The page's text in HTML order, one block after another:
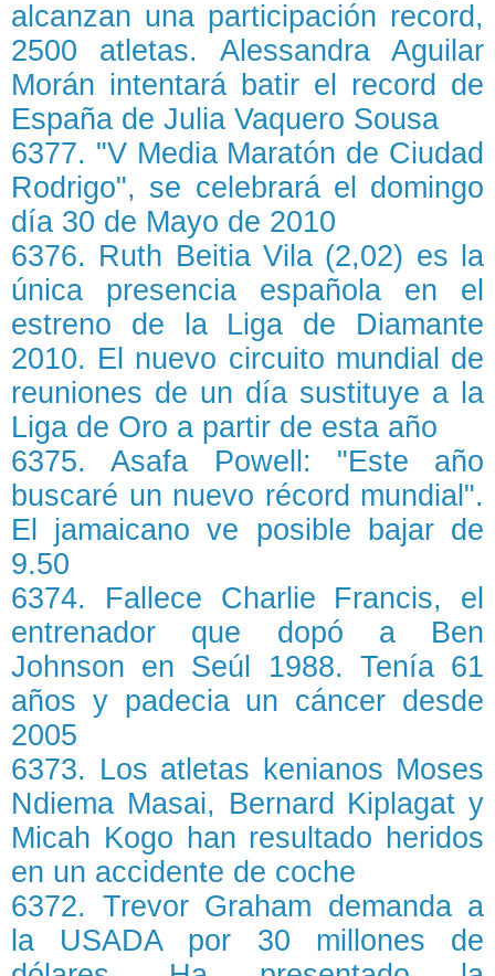
alcanzan una participación record,
2500 atletas. Alessandra Aguilar
Morán intentará batir el record de
España de Julia Vaquero Sousa
6377. "V Media Maratón de Ciudad
Rodrigo", se celebrará el domingo
día 30 de Mayo de 2010
6376. Ruth Beitia Vila (2,02) es la
única presencia española en el
estreno de la Liga de Diamante
2010. El nuevo circuito mundial de
reuniones de un día sustituye a la
Liga de Oro a partir de esta año
6375. Asafa Powell: "Este año
buscaré un nuevo récord mundial".
El jamaicano ve posible bajar de
9.50
6374. Fallece Charlie Francis, el
entrenador que dopó a Ben
Johnson en Seúl 1988. Tenía 61
años y padecia un cáncer desde
2005
6373. Los atletas kenianos Moses
Ndiema Masai, Bernard Kiplagat y
Micah Kogo han resultado heridos
en un accidente de coche
6372. Trevor Graham demanda a
la USADA por 30 millones de